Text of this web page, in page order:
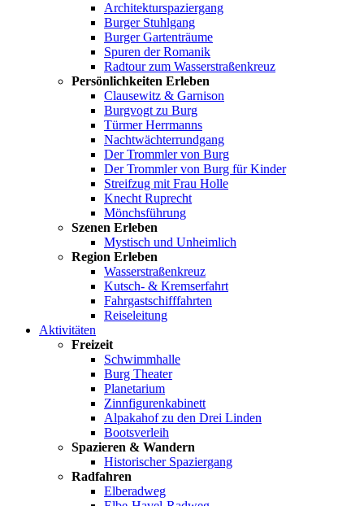
Architekturspaziergang
Burger Stuhlgang
Burger Gartenträume
Spuren der Romanik
Radtour zum Wasserstraßenkreuz
Persönlichkeiten Erleben
Clausewitz & Garnison
Burgvogt zu Burg
Türmer Herrmanns
Nachtwächterrundgang
Der Trommler von Burg
Der Trommler von Burg für Kinder
Streifzug mit Frau Holle
Knecht Ruprecht
Mönchsführung
Szenen Erleben
Mystisch und Unheimlich
Region Erleben
Wasserstraßenkreuz
Kutsch- & Kremserfahrt
Fahrgastschifffahrten
Reiseleitung
Aktivitäten
Freizeit
Schwimmhalle
Burg Theater
Planetarium
Zinnfigurenkabinett
Alpakahof zu den Drei Linden
Bootsverleih
Spazieren & Wandern
Historischer Spaziergang
Radfahren
Elberadweg